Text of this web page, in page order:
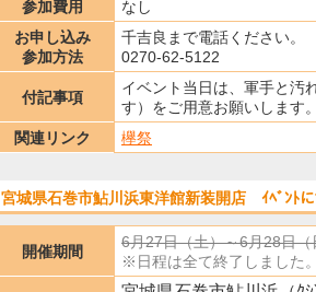
参加費用
なし
お申し込み
参加方法
千吉良まで電話ください。
0270-62-5122
付記事項
イベント当日は、軍手と汚
す）をご用意お願いします。
関連リンク
欅祭
宮城県石巻市鮎川浜東洋館新装開店 ｲﾍﾞﾝﾄ
開催期間
6月27日（土）～6月28日（
※日程は全て終了しました。